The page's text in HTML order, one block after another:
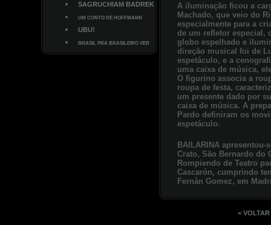
SAGRUCHIAM BADREK
UM CONTO DE HOFFMANN
UBU!
BRASIL PRA BRASILEIRO VER
A iluminação ficou a
Machado, que veio do
especialmente para a
de um refletor especial,
globo espelhado e
direção musical foi de
espetáculo, e a
uma caixa de música,
O figurino associa a
roupa de festa,
um presente dado por
caixa de música. A
Pardo definiram os
espetáculo.
BAILARINA
Crato, São Bernardo do
Rompiendo de Teatro
Cascarón, cumprindo
Fernàn Gomez, em
< VOLTAR